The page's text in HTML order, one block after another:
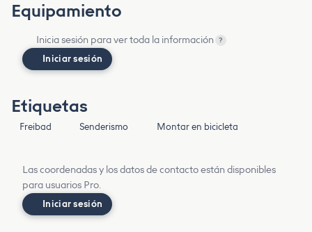
Equipamiento
Inicia sesión para ver toda la información ?
Iniciar sesión
Etiquetas
Freibad Senderismo Montar en bicicleta
Las coordenadas y los datos de contacto están disponibles
para usuarios Pro.
Iniciar sesión